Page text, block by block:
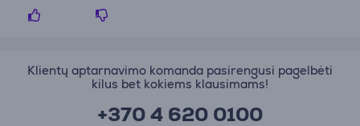
Klientų aptarnavimo komanda pasirengusi pagelbėti
kilus bet kokiems klausimams!
+370 4 620 0100